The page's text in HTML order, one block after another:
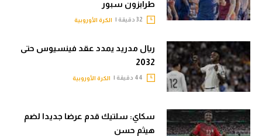
طرابزون سبور
الكرة الأوروبية
ريال مدريد يمدد عقد فينسيوس حتى
2032
الكرة الأوروبية
سكاي: سلتيك قدم عرضا جديدا لضم
هيثم حسن